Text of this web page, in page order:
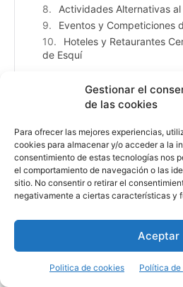
Gestionar el
de las cookies
Para ofrecer las mejores experiencias,
cookies para almacenar y/o acceder a la
consentimiento de estas tecnologías nos
el comportamiento de navegación o las
sitio. No consentir o retirar el
negativamente a ciertas características y
Aceptar
Politica de cookies Política
Actividades Alternativas al
Eventos y Competiciones
Hoteles y Retaurantes
de Esquí